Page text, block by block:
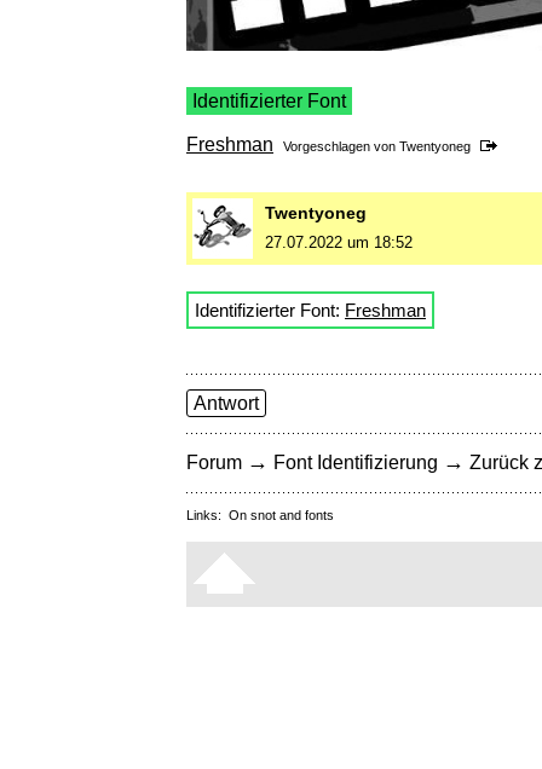
Identifizierter Font
Freshman Vorgeschlagen von Twentyoneg
Twentyoneg
27.07.2022 um 18:52
Identifizierter Font: Freshman
Antwort
Forum → Font Identifizierung → Zurück
Links: On snot and fonts